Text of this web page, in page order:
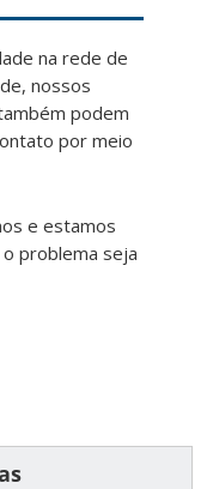
na rede de
nossos
podem
por meio
e estamos
problema seja